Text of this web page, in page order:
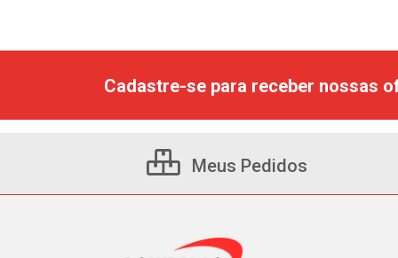
Cadastre-se para receber nossas
Meus Pedidos